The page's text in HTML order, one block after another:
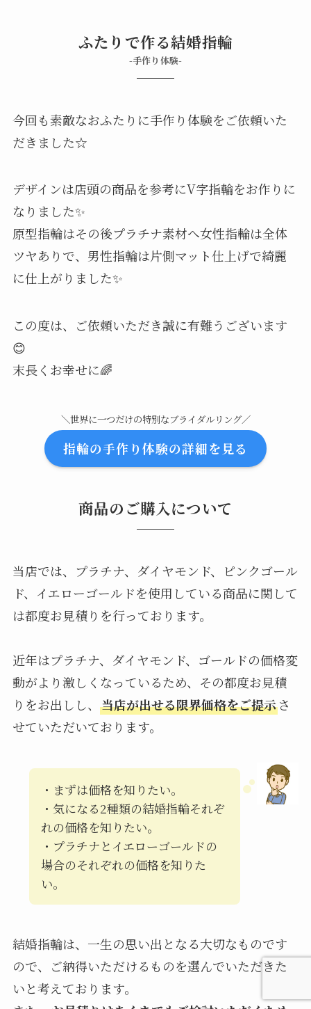
ふたりで作る結婚指輪
-手作り体験-
今回も素敵なおふたりに手作り体験をご依頼いた
だきました☆
デザインは店頭の商品を参考にV字指輪をお作りに
なりました✨
原型指輪はその後プラチナ素材へ女性指輪は全体
ツヤありで、男性指輪は片側マット仕上げで綺麗
に仕上がりました✨
この度は、ご依頼いただき誠に有難うございます
😊
末長くお幸せに🌈
＼世界に一つだけの特別なブライダルリング／
指輪の手作り体験の詳細を見る
商品のご購入について
当店では、プラチナ、ダイヤモンド、ピンクゴール
ド、イエローゴールドを使用している商品に関して
は都度お見積りを行っております。
近年はプラチナ、ダイヤモンド、ゴールドの価格変
動がより激しくなっているため、その都度お見積
りをお出しし、 当店が出せる限界価格をご提示さ
せていただいております。
・まずは価格を知りたい。
・気になる2種類の結婚指輪それぞ
れの価格を知りたい。
・プラチナとイエローゴールドの
場合のそれぞれの価格を知りた
い。
結婚指輪は、一生の思い出となる大切なものです
ので、ご納得いただけるものを選んでいただきた
いと考えております。